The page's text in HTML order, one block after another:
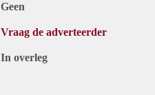
Geen
Vraag de adverteerder
In overleg